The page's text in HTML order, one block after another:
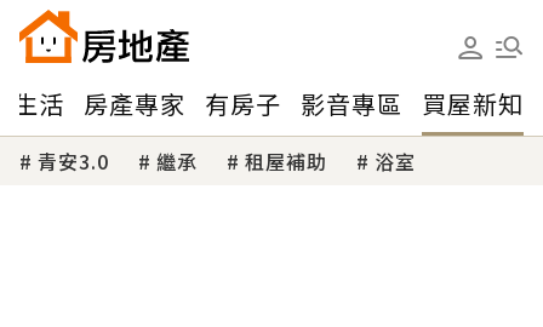
生活 房產專家 有房子 影音專區 買屋新知
青安3.0 繼承 租屋補助 浴室